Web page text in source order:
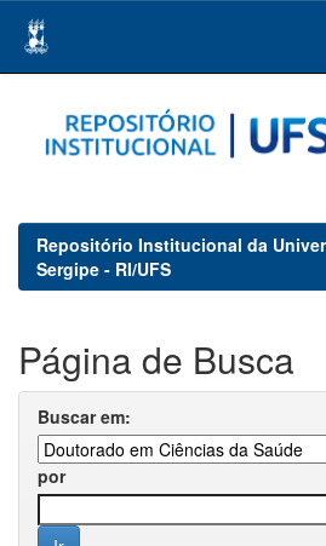
navigation
Repositório Institucional da
Sergipe - RI/UFS
Página de Busca
Buscar em:
por